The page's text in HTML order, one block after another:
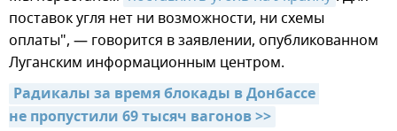
поставок угля нет ни возможности, ни схемы
оплаты", — говорится в заявлении, опубликованном
Луганским информационным центром.
Радикалы за время блокады в Донбассе
не пропустили 69 тысяч вагонов >>